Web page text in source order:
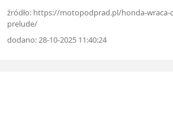
źródło: https://motopodprad.pl/honda-
prelude/
dodano: 28-10-2025 11:40:24